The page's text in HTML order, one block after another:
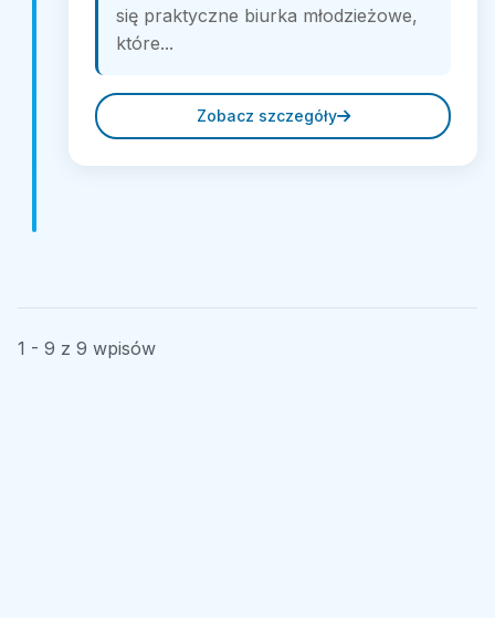
się praktyczne biurka młodzieżowe,
które...
Zobacz szczegóły
1 - 9 z 9 wpisów